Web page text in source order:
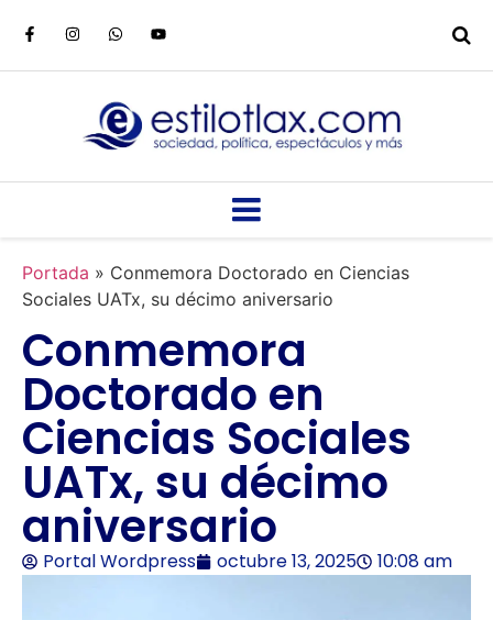
Portada » Conmemora Doctorado en Ciencias
Sociales UATx, su décimo aniversario
Conmemora
Doctorado en
Ciencias Sociales
UATx, su décimo
aniversario
Portal Wordpress octubre 13, 2025 10:08 am